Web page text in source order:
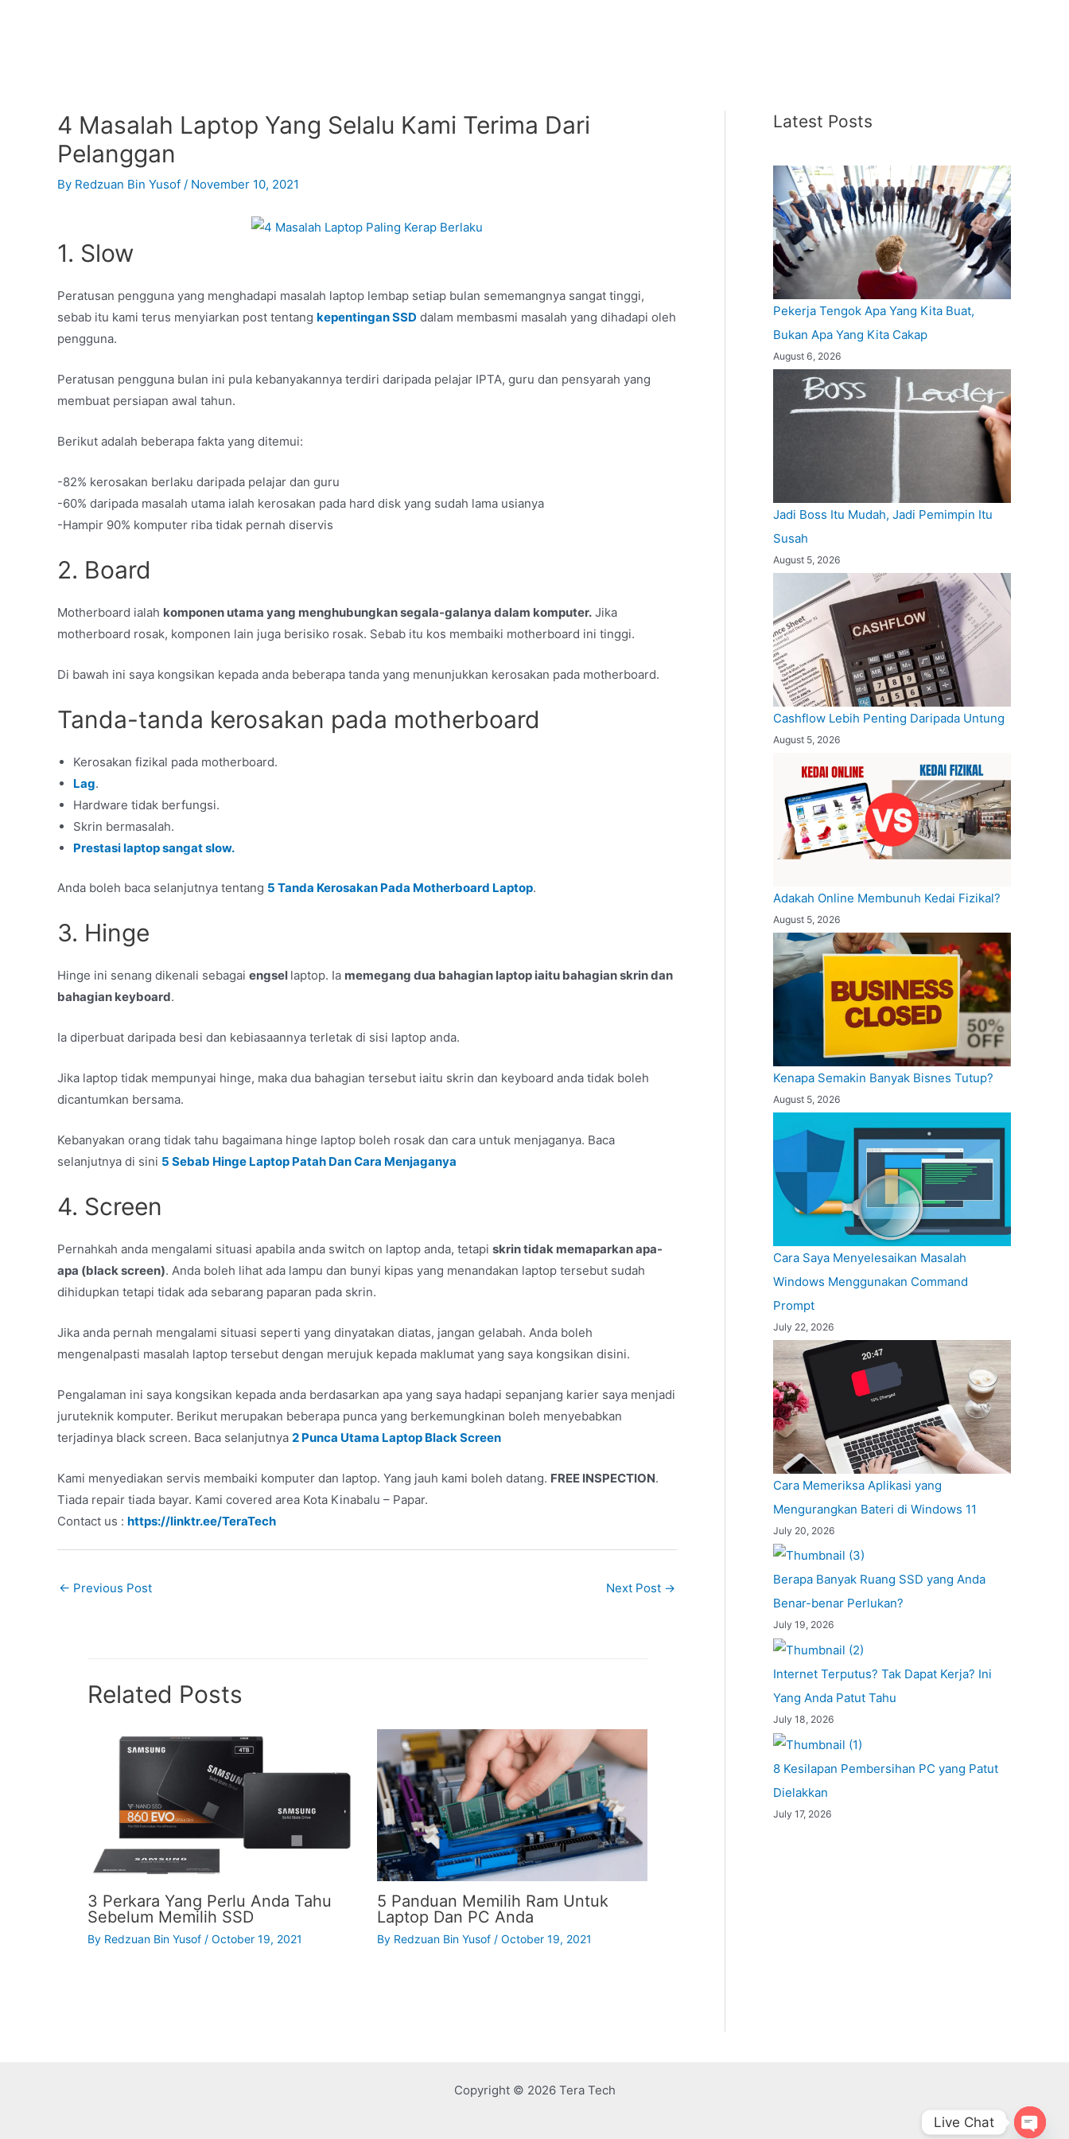
4 Masalah Laptop Yang Selalu Kami Terima Dari
Pelanggan
By Redzuan Bin Yusof / November 10, 2021
1. Slow
Peratusan pengguna yang menghadapi masalah laptop lembap setiap bulan sememangnya sangat tinggi,
sebab itu kami terus menyiarkan post tentang kepentingan SSD dalam membasmi masalah yang dihadapi oleh
pengguna.
Peratusan pengguna bulan ini pula kebanyakannya terdiri daripada pelajar IPTA, guru dan pensyarah yang
membuat persiapan awal tahun.
Berikut adalah beberapa fakta yang ditemui:
-82% kerosakan berlaku daripada pelajar dan guru
-60% daripada masalah utama ialah kerosakan pada hard disk yang sudah lama usianya
-Hampir 90% komputer riba tidak pernah diservis
2. Board
Motherboard ialah komponen utama yang menghubungkan segala-galanya dalam komputer. Jika
motherboard rosak, komponen lain juga berisiko rosak. Sebab itu kos membaiki motherboard ini tinggi.
Di bawah ini saya kongsikan kepada anda beberapa tanda yang menunjukkan kerosakan pada motherboard.
Tanda-tanda kerosakan pada motherboard
Kerosakan fizikal pada motherboard.
Lag.
Hardware tidak berfungsi.
Skrin bermasalah.
Prestasi laptop sangat slow.
Anda boleh baca selanjutnya tentang 5 Tanda Kerosakan Pada Motherboard Laptop.
3. Hinge
Hinge ini senang dikenali sebagai engsel laptop. Ia memegang dua bahagian laptop iaitu bahagian skrin dan
bahagian keyboard.
Ia diperbuat daripada besi dan kebiasaannya terletak di sisi laptop anda.
Jika laptop tidak mempunyai hinge, maka dua bahagian tersebut iaitu skrin dan keyboard anda tidak boleh
dicantumkan bersama.
Kebanyakan orang tidak tahu bagaimana hinge laptop boleh rosak dan cara untuk menjaganya. Baca
selanjutnya di sini 5 Sebab Hinge Laptop Patah Dan Cara Menjaganya
4. Screen
Pernahkah anda mengalami situasi apabila anda switch on laptop anda, tetapi skrin tidak memaparkan apa-
apa (black screen). Anda boleh lihat ada lampu dan bunyi kipas yang menandakan laptop tersebut sudah
dihidupkan tetapi tidak ada sebarang paparan pada skrin.
Jika anda pernah mengalami situasi seperti yang dinyatakan diatas, jangan gelabah. Anda boleh
mengenalpasti masalah laptop tersebut dengan merujuk kepada maklumat yang saya kongsikan disini.
Pengalaman ini saya kongsikan kepada anda berdasarkan apa yang saya hadapi sepanjang karier saya menjadi
juruteknik komputer. Berikut merupakan beberapa punca yang berkemungkinan boleh menyebabkan
terjadinya black screen. Baca selanjutnya 2 Punca Utama Laptop Black Screen
Kami menyediakan servis membaiki komputer dan laptop. Yang jauh kami boleh datang. FREE INSPECTION.
Tiada repair tiada bayar. Kami covered area Kota Kinabalu – Papar.
Contact us : https://linktr.ee/TeraTech
← Previous Post Next Post →
Related Posts
3 Perkara Yang Perlu Anda Tahu
Sebelum Memilih SSD
By Redzuan Bin Yusof / October 19, 2021
5 Panduan Memilih Ram Untuk
Laptop Dan PC Anda
By Redzuan Bin Yusof / October 19, 2021
Latest Posts
Pekerja Tengok Apa Yang Kita Buat,
Bukan Apa Yang Kita Cakap
August 6, 2026
Jadi Boss Itu Mudah, Jadi Pemimpin Itu
Susah
August 5, 2026
Cashflow Lebih Penting Daripada Untung
August 5, 2026
Adakah Online Membunuh Kedai Fizikal?
August 5, 2026
Kenapa Semakin Banyak Bisnes Tutup?
August 5, 2026
Cara Saya Menyelesaikan Masalah
Windows Menggunakan Command
Prompt
July 22, 2026
Cara Memeriksa Aplikasi yang
Mengurangkan Bateri di Windows 11
July 20, 2026
Berapa Banyak Ruang SSD yang Anda
Benar-benar Perlukan?
July 19, 2026
Internet Terputus? Tak Dapat Kerja? Ini
Yang Anda Patut Tahu
July 18, 2026
8 Kesilapan Pembersihan PC yang Patut
Dielakkan
July 17, 2026
Copyright © 2026 Tera Tech
Live Chat